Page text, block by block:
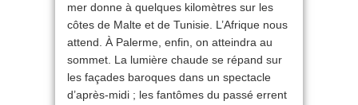
mer donne à quelques kilomètres sur les
côtes de Malte et de Tunisie. L’Afrique nous
attend. À Palerme, enfin, on atteindra au
sommet. La lumière chaude se répand sur
les façades baroques dans un spectacle
d’après-midi ; les fantômes du passé errent